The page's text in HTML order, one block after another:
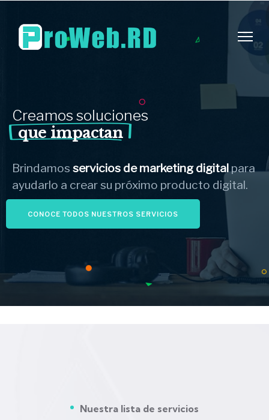
Creamos soluciones
que impactan
Brindamos servicios de marketing digital para
ayudarlo a crear su próximo producto digital.
CONOCE TODOS NUESTROS SERVICIOS
Nuestra lista de servicios